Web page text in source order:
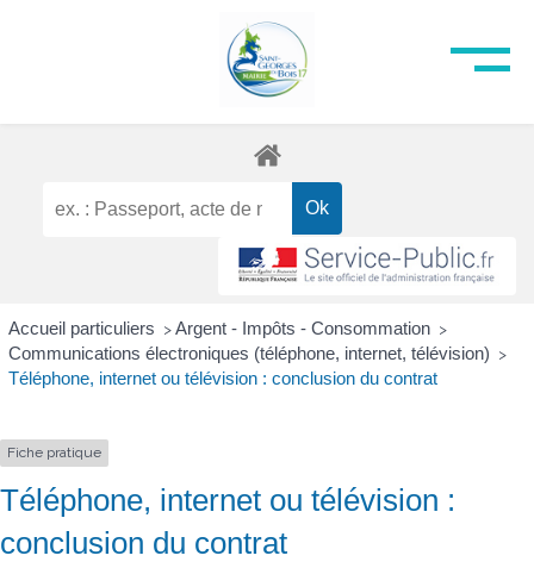
Accueil particuliers > Argent - Impôts - Consommation >
Communications électroniques (téléphone, internet, télévision) >
Téléphone, internet ou télévision : conclusion du contrat
Fiche pratique
Téléphone, internet ou télévision :
conclusion du contrat